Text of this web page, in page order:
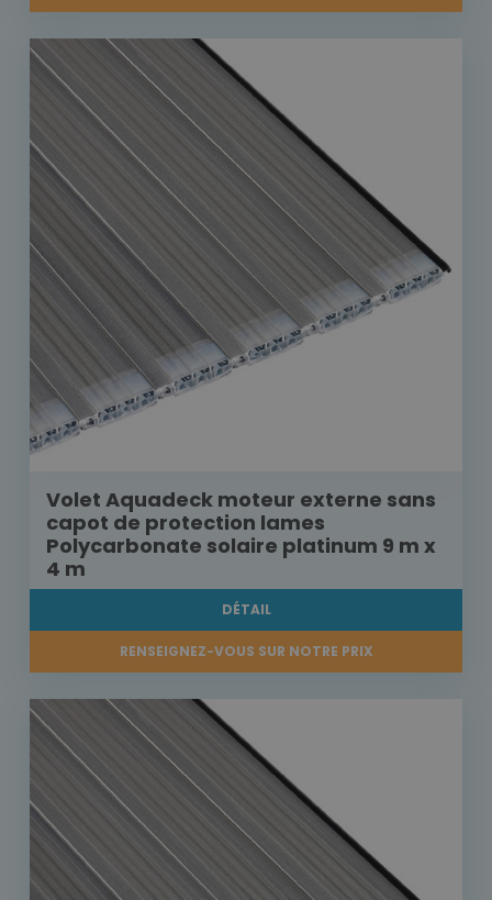
Volet Aquadeck moteur externe sans
capot de protection lames
Polycarbonate solaire platinum 9 m x
4 m
DÉTAIL
RENSEIGNEZ-VOUS SUR NOTRE PRIX